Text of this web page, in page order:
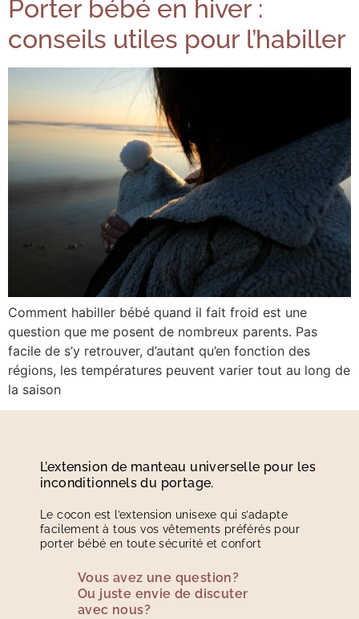
Porter bébé en hiver :
conseils utiles pour l’habiller
Comment habiller bébé quand il fait froid est une
question que me posent de nombreux parents. Pas
facile de s’y retrouver, d’autant qu’en fonction des
régions, les températures peuvent varier tout au long de
la saison
L’extension de manteau universelle pour les
inconditionnels du portage.
Le cocon est l’extension unisexe qui s’adapte
facilement à tous vos vêtements préférés pour
porter bébé en toute sécurité et confort
Vous avez une question?
Ou juste envie de discuter
avec nous?